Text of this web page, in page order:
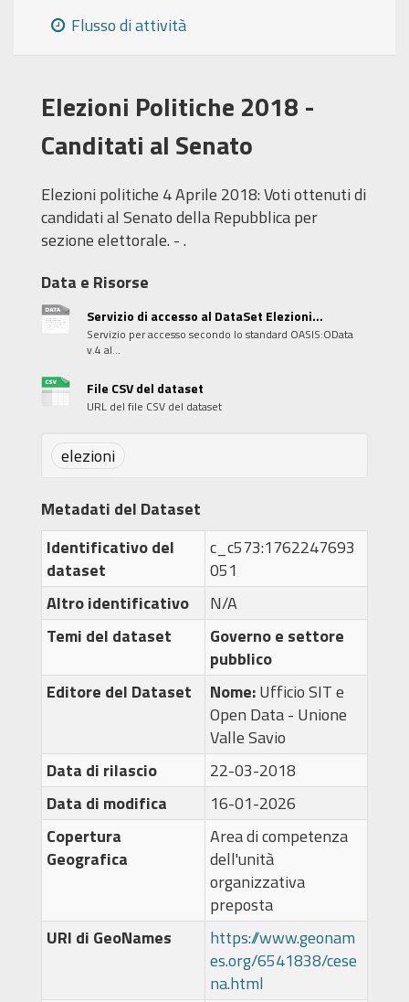
Flusso di attività
Elezioni Politiche 2018 -
Canditati al Senato
Elezioni politiche 4 Aprile 2018: Voti ottenuti di
candidati al Senato della Repubblica per
sezione elettorale. - .
Data e Risorse
Servizio di accesso al DataSet Elezioni...
Servizio per accesso secondo lo standard OASIS:OData
v.4 al...
File CSV del dataset
URL del file CSV del dataset
elezioni
Metadati del Dataset
Identificativo del
dataset
c_c573:1762247693
051
Altro identificativo
N/A
Temi del dataset
Governo e settore
pubblico
Editore del Dataset
Nome:Ufficio SIT e
Open Data - Unione
Valle Savio
Data di rilascio
22-03-2018
Data di modifica
16-01-2026
Copertura
Geografica
Area di competenza
dell'unità
organizzativa
preposta
URI di GeoNames
https://www.geonam
es.org/6541838/cese
na.html